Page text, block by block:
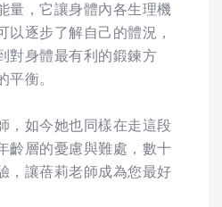
量，它讓身體內各生理機
以逐步了解自己的體況，
對身體最有利的鍛鍊方
平衡。
，如今她也同樣在走這段
齡層的憂慮與難處，數十
，讓蓓莉老師成為您最好